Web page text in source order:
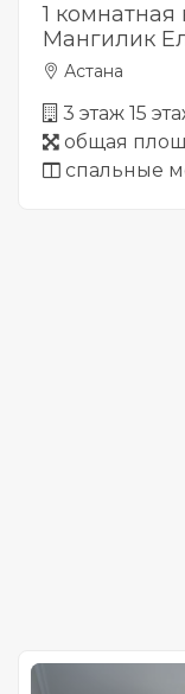
1 комнатная
Мангилик
Астана
3 этаж 15
общая
спальные